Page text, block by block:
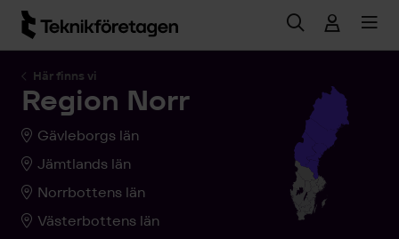
Hoppa till huvudinnehåll
Här finns vi
Region Norr
Gävleborgs län
Jämtlands län
Norrbottens län
Västerbottens län